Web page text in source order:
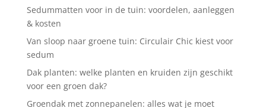
Sedummatten voor in de tuin: voordelen, aanleggen
& kosten
Van sloop naar groene tuin: Circulair Chic kiest voor
sedum
Dak planten: welke planten en kruiden zijn geschikt
voor een groen dak?
Groendak met zonnepanelen: alles wat je moet